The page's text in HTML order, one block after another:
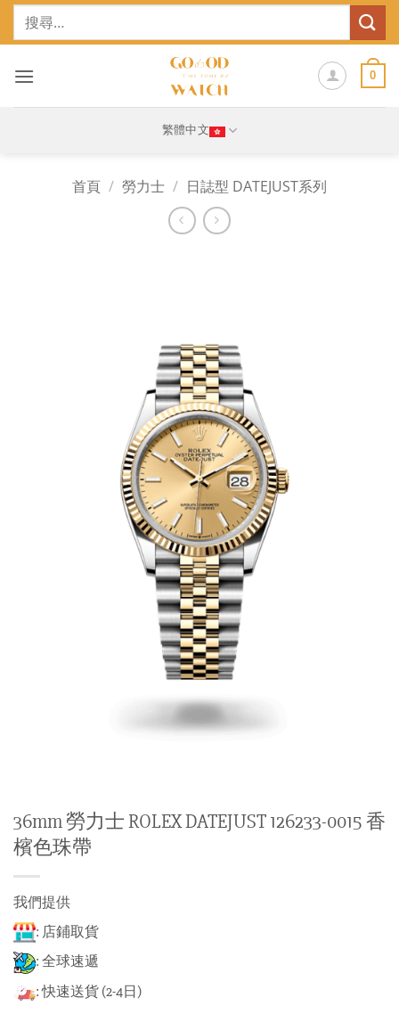
Skip
鍵
0
繁體中文
首頁 / 勞力士 / 日誌型 DATEJUST系列
36mm 勞力士 ROLEX DATEJUST 126233-0015 香
檳色珠帶
我們提供
: 店鋪取貨
: 全球速遞
: 快速送貨 (2-4日)